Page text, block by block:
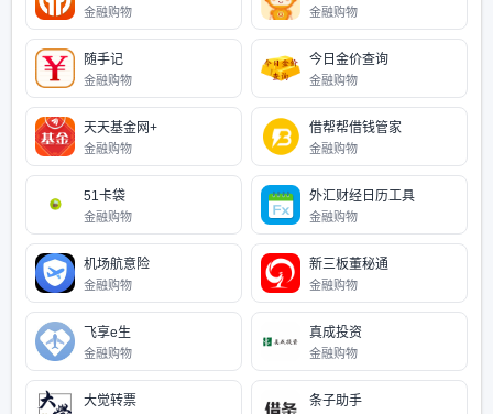
金融购物 金融购物
随手记
金融购物
今日金价查询
金融购物
天天基金网+
金融购物
借帮帮借钱管家
金融购物
51卡袋
金融购物
外汇财经日历工具
金融购物
机场航意险
金融购物
新三板董秘通
金融购物
飞享e生
金融购物
真成投资
金融购物
大觉转票 条子助手